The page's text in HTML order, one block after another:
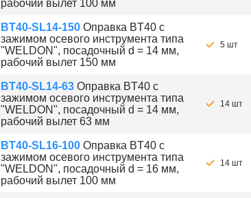
рабочий вылет 100 мм
BT40-SL14-150 Оправка BT40 с
зажимом осевого инструмента типа
"WELDON", посадочный d = 14 мм,
рабочий вылет 150 мм
5 шт
BT40-SL14-63 Оправка BT40 с
зажимом осевого инструмента типа
"WELDON", посадочный d = 14 мм,
рабочий вылет 63 мм
14 шт
BT40-SL16-100 Оправка BT40 с
зажимом осевого инструмента типа
"WELDON", посадочный d = 16 мм,
рабочий вылет 100 мм
14 шт